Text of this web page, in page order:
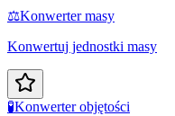
⚖️Konwerter masy
Konwertuj jednostki masy
🧪Konwerter objętości